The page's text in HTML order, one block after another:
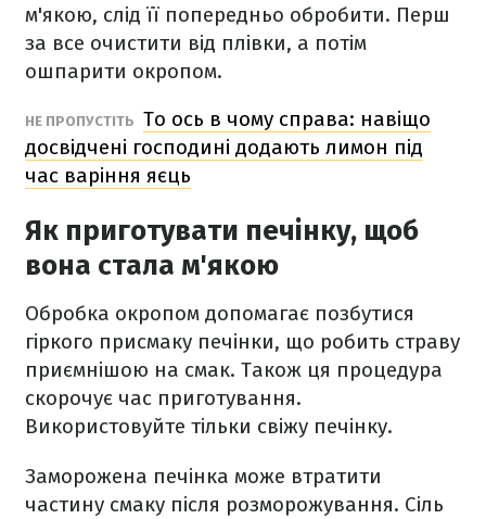
м'якою, слід її попередньо обробити. Перш
за все очистити від плівки, а потім
ошпарити окропом.
НЕ ПРОПУСТІТЬ То ось в чому справа: навіщо
досвідчені господині додають лимон під
час варіння яєць
Як приготувати печінку, щоб
вона стала м'якою
Обробка окропом допомагає позбутися
гіркого присмаку печінки, що робить страву
приємнішою на смак. Також ця процедура
скорочує час приготування.
Використовуйте тільки свіжу печінку.
Заморожена печінка може втратити
частину смаку після розморожування. Сіль